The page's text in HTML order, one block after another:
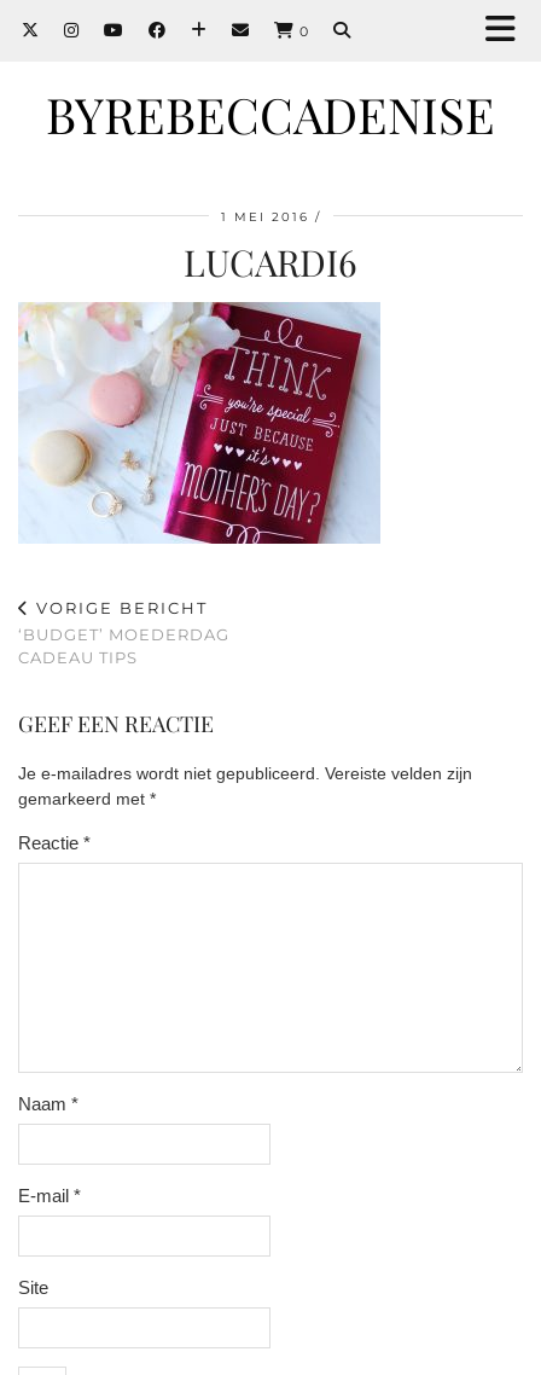
0
BYREBECCADENISE
1 MEI 2016
LUCARDI6
VORIGE BERICHT
‘BUDGET’ MOEDERDAG
CADEAU TIPS
GEEF EEN REACTIE
Je e-mailadres wordt niet gepubliceerd. Vereiste velden zijn
gemarkeerd met *
Reactie *
Naam *
E-mail *
Site